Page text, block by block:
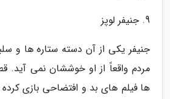
9. جنیفر لوپز
جنیفر یکی از آن دسته ستاره ها و
مردم واقعاً از او خوششان نمی آید.
ها فیلم های بد و افتضاحی بازی